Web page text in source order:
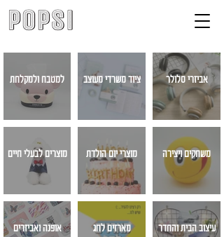
אביזרי סלולר ציוד משרדי מעוצב למטבח ולמקלחת
משחקים ויצירה מוצרי יום הולדת מוצרים לבעלי חיים
עיצוב הבית והחדר מארזים לחג אופנה ואביזרים